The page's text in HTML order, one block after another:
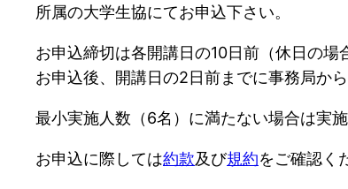
所属の大学生協にてお申込下さい。
お申込締切は各開講日の10日前（休日の場
お申込後、開講日の2日前までに事務局か
最小実施人数（6名）に満たない場合は実
お申込に際しては約款及び規約をご確認く